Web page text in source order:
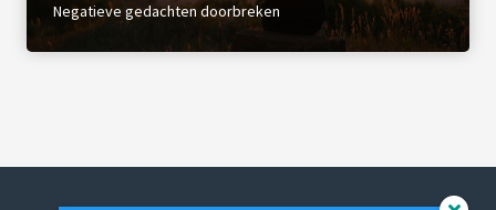
Negatieve gedachten doorbreken